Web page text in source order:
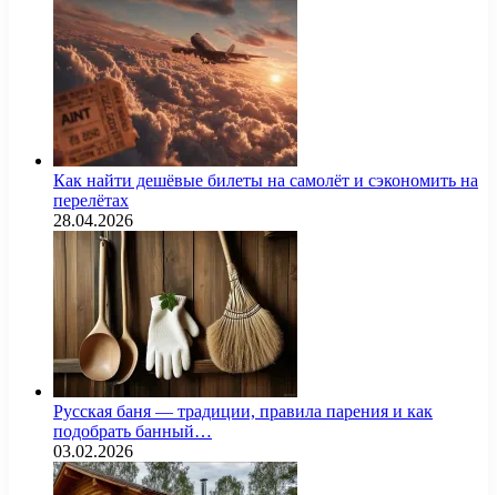
Как найти дешёвые билеты на самолёт и сэкономить на
перелётах
28.04.2026
Русская баня — традиции, правила парения и как
подобрать банный…
03.02.2026